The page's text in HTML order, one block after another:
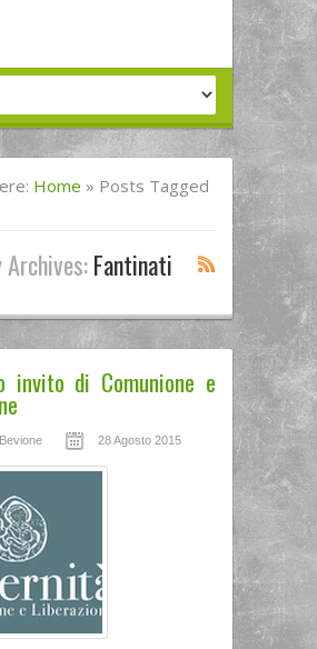
Home » Posts Tagged
Fantinati
invito di Comunione e
28 Agosto 2015